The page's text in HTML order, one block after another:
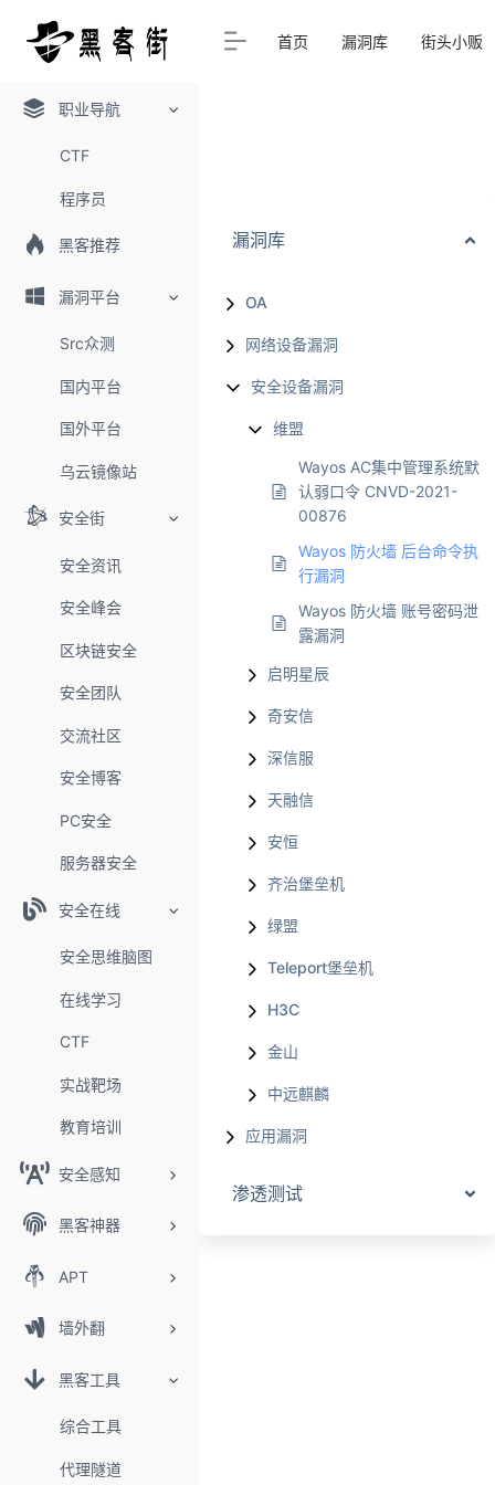
职业导航
CTF
程序员
黑客推荐
漏洞平台
Src众测
国内平台
国外平台
乌云镜像站
安全街
安全资讯
安全峰会
区块链安全
安全团队
交流社区
安全博客
PC安全
服务器安全
安全在线
安全思维脑图
在线学习
CTF
实战靶场
教育培训
安全感知
黑客神器
APT
墙外翻
黑客工具
综合工具
代理隧道
首页 漏洞库 街头小贩
漏洞库
OA
网络设备漏洞
安全设备漏洞
维盟
Wayos AC集中管理系统默
认弱口令 CNVD-2021-
00876
Wayos 防火墙 后台命令执
行漏洞
Wayos 防火墙 账号密码泄
露漏洞
启明星辰
奇安信
深信服
天融信
安恒
齐治堡垒机
绿盟
Teleport堡垒机
H3C
金山
中远麒麟
应用漏洞
渗透测试